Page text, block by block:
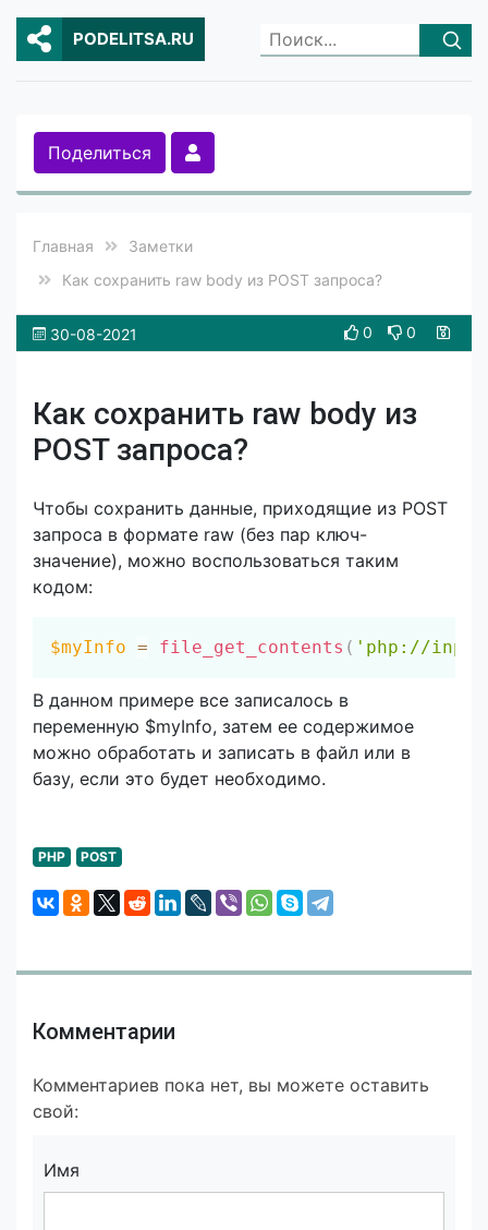
PODELITSA.RU
Поделиться
Главная
Заметки
Как сохранить raw body из POST запроса?
30-08-2021 0 0
Как сохранить raw body из
POST запроса?
Чтобы сохранить данные, приходящие из POST
запроса в формате raw (без пар ключ-
значение), можно воспользоваться таким
кодом:
$myInfo = file_get_contents ( 'php://
Скопировать
В данном примере все записалось в
переменную $myInfo, затем ее содержимое
можно обработать и записать в файл или в
базу, если это будет необходимо.
PHP POST
Комментарии
Комментариев пока нет, вы можете оставить
свой:
Имя